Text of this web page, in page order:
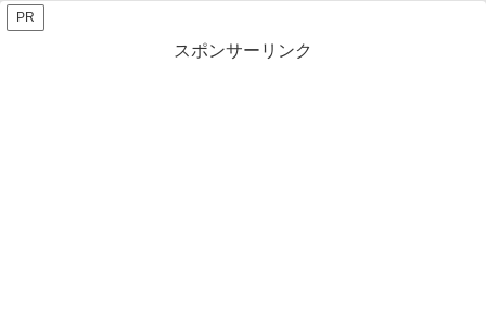
PR
スポンサーリンク